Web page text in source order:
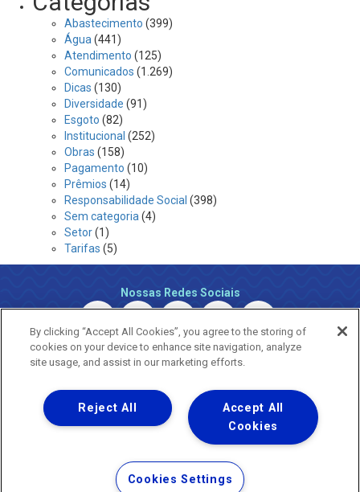
Abastecimento (399)
Água (441)
Atendimento (125)
Comunicados (1.269)
Dicas (130)
Diversidade (91)
Esgoto (82)
Institucional (252)
Obras (158)
Pagamento (10)
Prêmios (14)
Responsabilidade Social (398)
Sem categoria (4)
Setor(1)
Tarifas (5)
Nossas Redes Sociais
Copyright © 2026 - Todos os Direitos Reservados.
Nossa natureza movimenta a vida
Termos Gerais de Uso de Sites e Aplicativos
Política de Privacidade e Proteção de Dados
By clicking “Accept All Cookies”, you agree to the storing of
cookies on your device to enhance site navigation, analyze
site usage, and assist in our marketing efforts.
Accept All
Cookies
Reject All
Cookies Settings